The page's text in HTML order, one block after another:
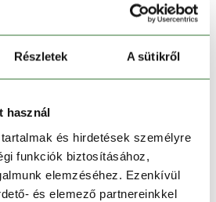
Részletek A sütikről
használ
és hirdetések személyre
funkciók biztosításához,
elemzéséhez. Ezenkívül
és elemező partnereinkkel
szállítás